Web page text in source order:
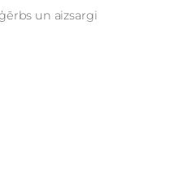
un aizsargi